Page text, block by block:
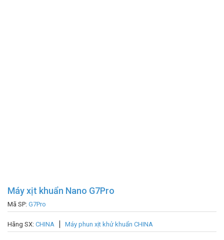
Máy xịt khuẩn Nano G7Pro
Mã SP: G7Pro
Hãng SX: CHINA Máy phun xịt khử khuẩn CHINA